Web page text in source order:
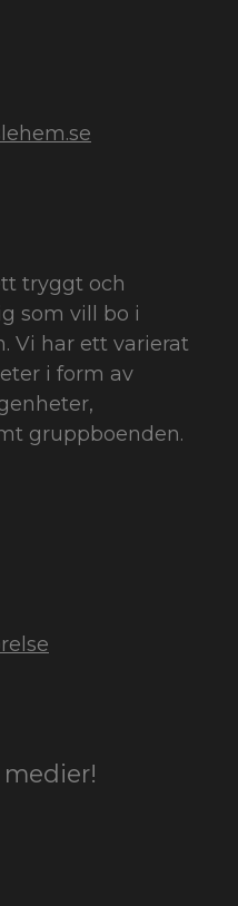
tryggt och
som vill bo i
Vi har ett varierat
i form av
gruppboenden.